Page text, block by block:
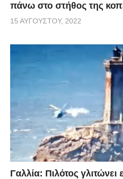
πάνω στο στήθος της
15 ΑΥΓΟΎΣΤΟΥ, 2022
Γαλλία: Πιλότος γλιτώνει